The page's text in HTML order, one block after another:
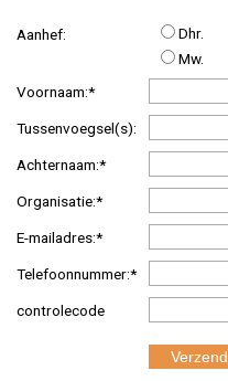
Aanhef:
Dhr.
Mw.
Voornaam:*
Tussenvoegsel(s):
Achternaam:*
Organisatie:*
E-mailadres:*
Telefoonnummer:*
controlecode